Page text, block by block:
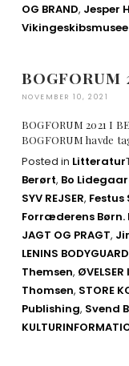
OG BRAND, Jesper
NOVEMBER 10, 2021
BOGFORUM 2021 I
BOGFORUM havde
Posted in Litteratur
Berørt, Bo
SYV REJSER, Festus
Forræderens Børn.
JAGT OG PRAGT,
LENINS BODYGUARD
Themsen, ØVELSER
Thomsen, STORE
Publishing, Svend